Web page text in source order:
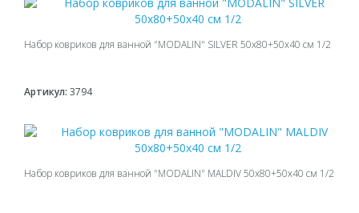
Набор ковриков для ванной "MODALIN" SILVER 50х80+50х40 см 1/2
Артикул: 3794
Набор ковриков для ванной "MODALIN" MALDIV 50х80+50х40 см 1/2